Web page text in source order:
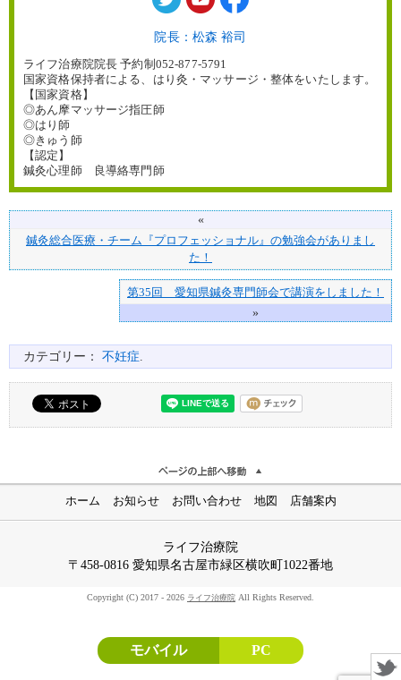
院長：松森 裕司
ライフ治療院院長 予約制052-877-5791
国家資格保持者による、はり灸・マッサージ・整体をいたします。
【国家資格】
◎あん摩マッサージ指圧師
◎はり師
◎きゅう師
【認定】
鍼灸心理師 良導絡専門師
«
鍼灸総合医療・チーム『プロフェッショナル』の勉強会がありまし
た！
第35回 愛知県鍼灸専門師会で講演をしました！
»
カテゴリー： 不妊症
ホーム お知らせ お問い合わせ 地図 店舗案内
ライフ治療院
〒458-0816 愛知県名古屋市緑区横吹町1022番地
Copyright (C) 2017 - 2026 ライフ治療院 All Rights Reserved.
モバイル PC